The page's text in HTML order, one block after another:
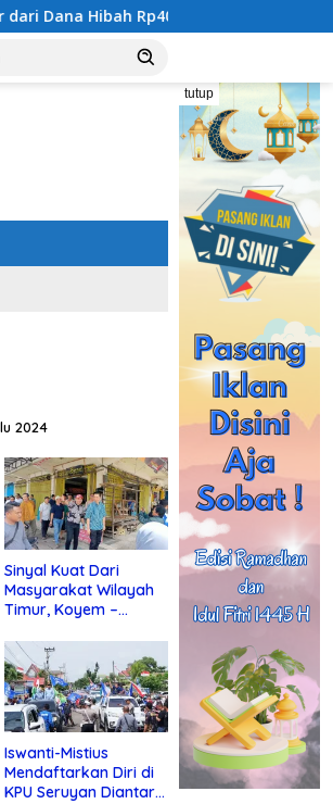
Gandeng Bidan Sean, SMSI
tutup
2024
Sinyal Kuat Dari
Masyarakat Wilayah
Timur, Koyem –
di Kotim
Iswanti-Mistius
Mendaftarkan Diri di
KPU Seruyan Diantar